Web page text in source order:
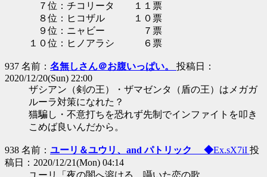
７位：チコリータ １１票
８位：ヒコザル １０票
９位：ニャビー ７票
１０位：ヒノアラシ ６票
937 名前： 名無しさん＠お腹いっぱい。 投稿日：
2020/12/20(Sun) 22:00
ザシアン（剣の王）・ザマゼンタ（盾の王）はメガガ
ルーラ対策になれた？
猫騙し・不意打ちを恐れず先制でインファイトを叩き
こめば良いんだから。
938 名前： ユーリ＆ユウリ、and パトリック ◆Ex.sX7iI 投
稿日：2020/12/21(Mon) 04:14
ユーリ「夜の闇へ溶ける 囁いた恋の歌